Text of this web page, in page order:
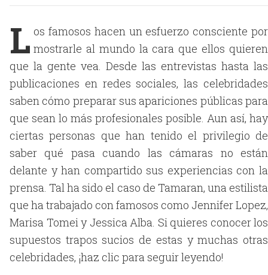
L os famosos hacen un esfuerzo consciente por
mostrarle al mundo la cara que ellos quieren
que la gente vea. Desde las entrevistas hasta las
publicaciones en redes sociales, las celebridades
saben cómo preparar sus apariciones públicas para
que sean lo más profesionales posible. Aun así, hay
ciertas personas que han tenido el privilegio de
saber qué pasa cuando las cámaras no están
delante y han compartido sus experiencias con la
prensa. Tal ha sido el caso de Tamaran, una estilista
que ha trabajado con famosos como Jennifer Lopez,
Marisa Tomei y Jessica Alba. Si quieres conocer los
supuestos trapos sucios de estas y muchas otras
celebridades, ¡haz clic para seguir leyendo!